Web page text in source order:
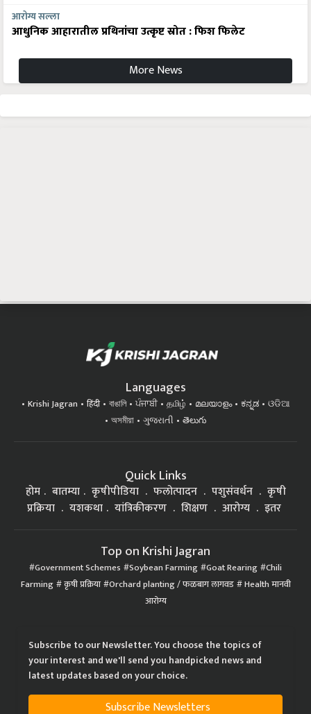
आरोग्य सल्ला
आधुनिक आहारातील प्रथिनांचा उत्कृष्ट स्रोत : फिश फिलेट
More News
Languages
Krishi Jagran हिंदी বাঙালি ਪੰਜਾਬੀ தமிழ் മലയാളം ಕನ್ನಡ
ଓଡିଆ
অসমীয়া
ગુજરાતી తెలుగు
Quick Links
होम बातम्या कृषीपीडिया फलोत्पादन पशुसंवर्धन
कृषी
प्रक्रिया
यशकथा यांत्रिकीकरण शिक्षण आरोग्य इतर
Top on Krishi Jagran
Government Schemes Soybean Farming Goat Rearing Chili
Farming कृषी प्रक्रिया Orchard planting / फळबाग लागवड Health मानवी
आरोग्य
Subscribe to our Newsletter. You choose the topics of
your interest and we'll send you handpicked news and
latest updates based on your choice.
Subscribe Newsletters